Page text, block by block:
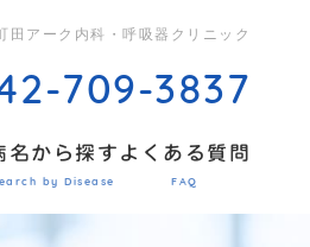
アーク内科・呼吸器クリニック
709-3837
名から探す
by Disease
よくある質問
FAQ